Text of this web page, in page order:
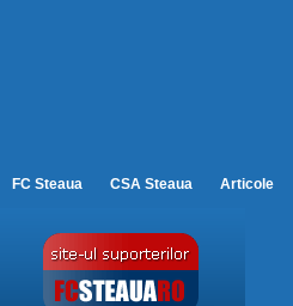
FC Steaua CSA Steaua Articole